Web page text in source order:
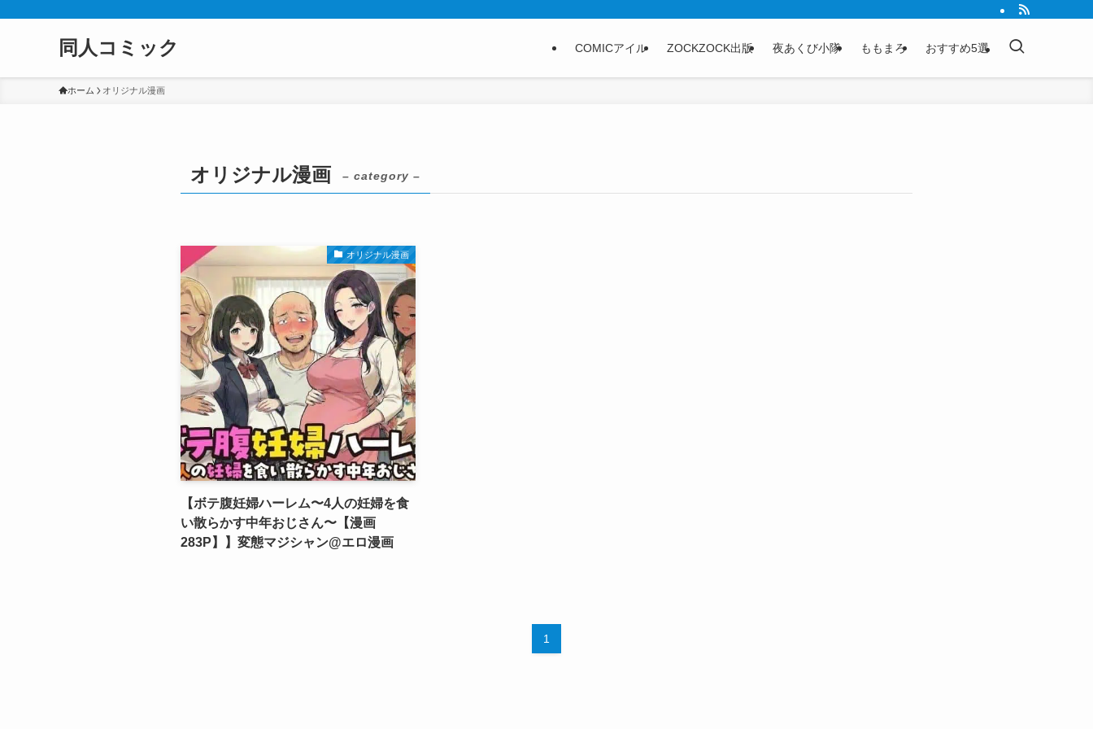
同人コミック COMICアイル ZOCKZOCK出版 夜あくび小隊 ももまろ おすすめ5選
ホーム オリジナル漫画
オリジナル漫画 – category –
オリジナル漫画
【ボテ腹妊婦ハーレム〜4人の妊婦を食
い散らかす中年おじさん〜【漫画
283P】】変態マジシャン@エロ漫画
1